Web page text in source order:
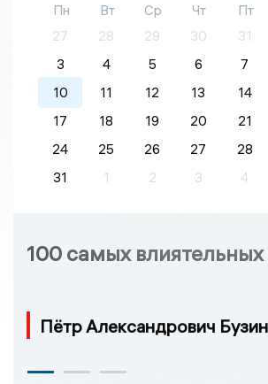
Пн Вт Ср Чт Пт
27
28 29 30 31
3
4 5 6 7
10
11 12 13 14
17
18 19 20 21
24
25 26 27 28
31
1 2 3 4
100 самых
Пётр Александрович Бузин